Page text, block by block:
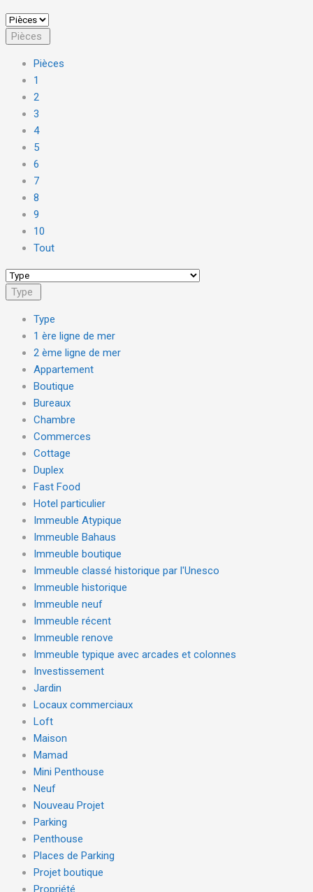
Pièces
Pièces
1
2
3
4
5
6
7
8
9
10
Tout
Type
Type
1 ère ligne de mer
2 ème ligne de mer
Appartement
Boutique
Bureaux
Chambre
Commerces
Cottage
Duplex
Fast Food
Hotel particulier
Immeuble Atypique
Immeuble Bahaus
Immeuble boutique
Immeuble classé historique par l'Unesco
Immeuble historique
Immeuble neuf
Immeuble récent
Immeuble renove
Immeuble typique avec arcades et colonnes
Investissement
Jardin
Locaux commerciaux
Loft
Maison
Mamad
Mini Penthouse
Neuf
Nouveau Projet
Parking
Penthouse
Places de Parking
Projet boutique
Propriété